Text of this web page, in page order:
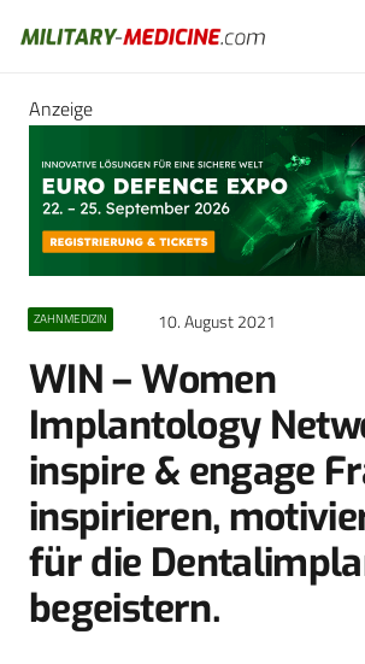
Anzeige
ZAHNMEDIZIN 10. August 2021
WIN – Women
Implantology
inspire & engage
inspirieren,
für die
begeistern.